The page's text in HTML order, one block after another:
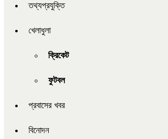
তথ্যপ্রযুক্তি
খেলাধুলা
ক্রিকেট
ফুটবল
প্রবাসের খবর
বিনোদন